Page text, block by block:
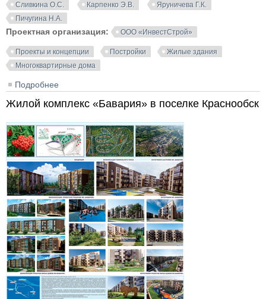
Сливкина О.С. Карпенко Э.В.
Яруничева Г.К.
Пичугина Н.А.
Проектная организация: ООО «ИнвестСтрой»
Проекты и концепции Постройки
Жилые здания
Многоквартирные дома
Подробнее
Жилой комплекс «Бавария» в поселке Краснообск